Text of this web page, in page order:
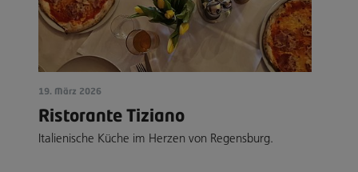
19. März 2026
Ristorante Tiziano
Italienische Küche im Herzen von Regensburg.